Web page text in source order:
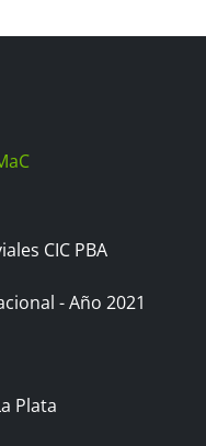
CIC PBA
- Año 2021
Plata